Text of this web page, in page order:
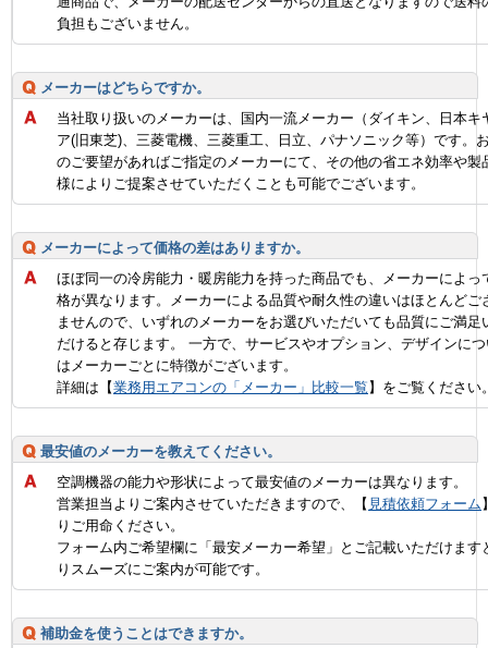
負担もございません。
メーカーはどちらですか。
当社取り扱いのメーカーは、国内一流メーカー（ダイキン、日本キ
ア(旧東芝)、三菱電機、三菱重工、日立、パナソニック等）です。
のご要望があればご指定のメーカーにて、その他の省エネ効率や製
様によりご提案させていただくことも可能でございます。
メーカーによって価格の差はありますか。
ほぼ同一の冷房能力・暖房能力を持った商品でも、メーカーによっ
格が異なります。メーカーによる品質や耐久性の違いはほとんどご
ませんので、いずれのメーカーをお選びいただいても品質にご満足
だけると存じます。 一方で、サービスやオプション、デザインに
はメーカーごとに特徴がございます。
詳細は【業務用エアコンの「メーカー」比較一覧】をご覧ください
最安値のメーカーを教えてください。
空調機器の能力や形状によって最安値のメーカーは異なります。
営業担当よりご案内させていただきますので、【 見積依頼フォーム
りご用命ください。
フォーム内ご希望欄に「最安メーカー希望」とご記載いただけます
りスムーズにご案内が可能です。
補助金を使うことはできますか。